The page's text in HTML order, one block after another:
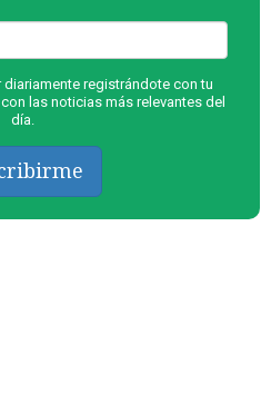
registrándote con tu
las noticias más relevantes del
día.